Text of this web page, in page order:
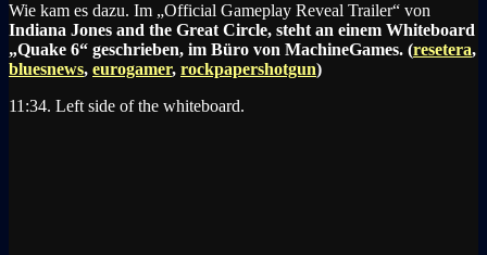
Wie kam es dazu. Im „Official Gameplay Reveal Trailer“ von
Indiana Jones and the Great Circle, stehtan einem Whiteboard
„Quake 6“ geschrieben, im Büro von MachineGames. (resetera,
bluesnews, eurogamer, rockpapershotgun)
11:34. Left side of the whiteboard.